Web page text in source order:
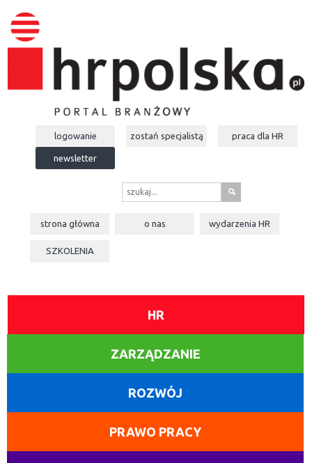
logowanie zostań specjalistą praca dla HR
newsletter
s
strona główna o nas wydarzeniaHR
SZKOLENIA
HR
ZARZĄDZANIE
ROZWÓJ
PRAWO PRACY